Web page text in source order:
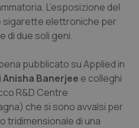
L’esposizione del
sigarette elettroniche per
di due soli geni.
pubblicato suApplied in
Anisha Banerjee e colleghi
R&D Centre
che si sono avvalsi per
tridimensionale di una